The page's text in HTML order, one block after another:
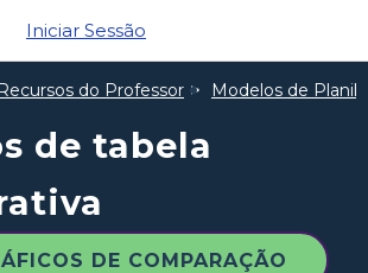
Iniciar Sessão
do Professor Modelos de
de tabela
DE COMPARAÇÃO